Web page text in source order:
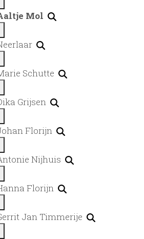
Mol
Schutte
Grijsen
Florijn
Nijhuis
Florijn
Jan Timmerije